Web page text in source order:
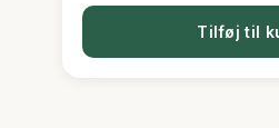
Tilføj til